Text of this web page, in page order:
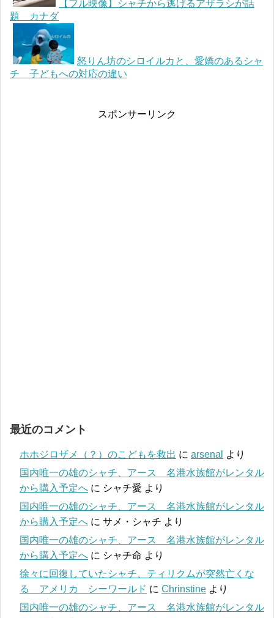
【フル映像】シャチから逃げるアザラシが話
題 カナダ
怒りん坊のシロイルカと、愛嬌のあるシャ
チ 子どもへの対応の違い
スポンサーリンク
最近のコメント
ホホジロザメ（？）のこどもを救出 に arsenal
より
国内唯一の雄のシャチ、アース 名港水族館がレンタル
から購入予定へ に シャチ愛 より
国内唯一の雄のシャチ、アース 名港水族館がレンタル
から購入予定へ に サメ・シャチ より
国内唯一の雄のシャチ、アース 名港水族館がレンタル
から購入予定へ に シャチ命 より
徐々に回復していたシャチ、ティリクムが突然亡くな
る アメリカ シーワールド に Chrinstine より
国内唯一の雄のシャチ、アース 名港水族館がレンタル